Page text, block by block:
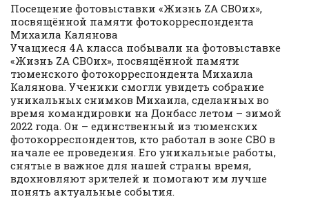
Посещение фотовыставки «Жизнь ZA СВОих»,
посвящённой памяти фотокорреспондента
Михаила Калянова
Учащиеся 4А класса побывали на фотовыставке
«Жизнь ZA СВОих», посвящённой памяти
тюменского фотокорреспондента Михаила
Калянова. Ученики смогли увидеть собрание
уникальных снимков Михаила, сделанных во
время командировки на Донбасс летом – зимой
2022 года. Он – единственный из тюменских
фотокорреспондентов, кто работал в зоне СВО в
начале ее проведения. Его уникальные работы,
снятые в важное для нашей страны время,
вдохновляют зрителей и помогают им лучше
понять актуальные события.